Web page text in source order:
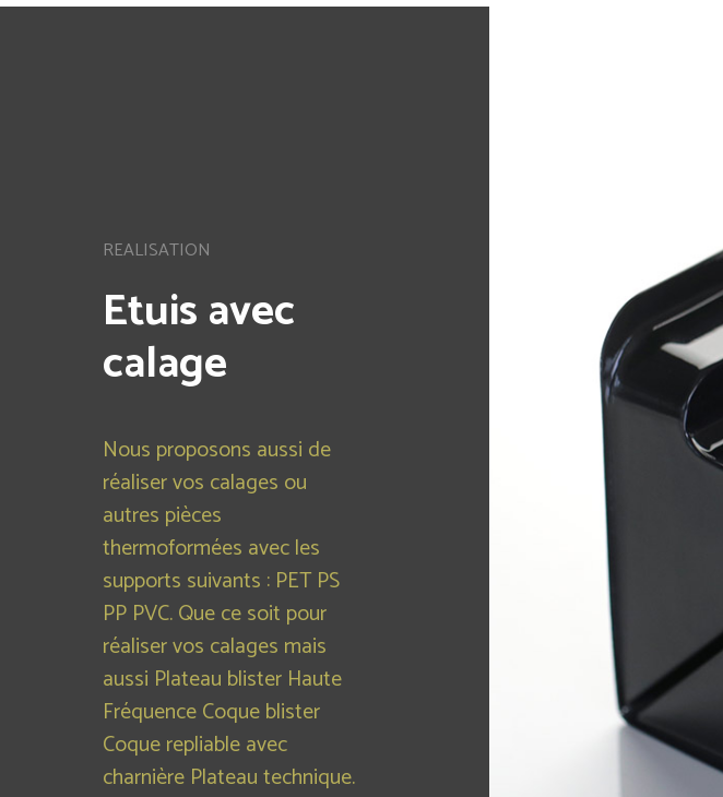
REALISATION
Etuis avec
calage
Nous proposons aussi de
réaliser vos calages ou
autres pièces
thermoformées avec les
supports suivants : PET PS
PP PVC. Que ce soit pour
réaliser vos calages mais
aussi Plateau blister Haute
Fréquence Coque blister
Coque repliable avec
charnière Plateau technique.